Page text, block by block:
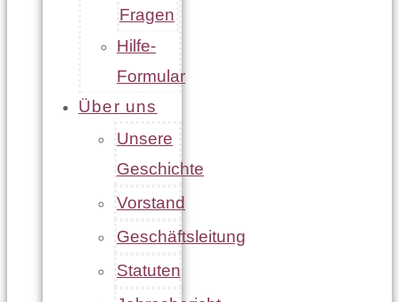
Fragen
Hilfe-
Formular
Über uns
Unsere
Geschichte
Vorstand
Geschäftsleitung
Statuten